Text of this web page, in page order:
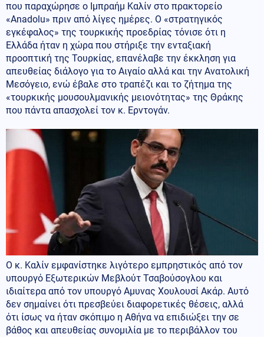
που παραχώρησε ο Ιμπραήμ Καλίν στο πρακτορείο
«Anadolu» πριν από λίγες ημέρες. Ο «στρατηγικός
εγκέφαλος» της τουρκικής προεδρίας τόνισε ότι η
Ελλάδα ήταν η χώρα που στήριξε την ενταξιακή
προοπτική της Τουρκίας, επανέλαβε την έκκληση για
απευθείας διάλογο για το Αιγαίο αλλά και την Ανατολική
Μεσόγειο, ενώ έβαλε στο τραπέζι και το ζήτημα της
«τουρκικής μουσουλμανικής μειονότητας» της Θράκης
που πάντα απασχολεί τον κ. Ερντογάν.
Ο κ. Καλίν εμφανίστηκε λιγότερο εμπρηστικός από τον
υπουργό Εξωτερικών Μεβλούτ Τσαβούσογλου και
ιδιαίτερα από τον υπουργό Αμυνας Χουλουσί Ακάρ. Αυτό
δεν σημαίνει ότι πρεσβεύει διαφορετικές θέσεις, αλλά
ότι ίσως να ήταν σκόπιμο η Αθήνα να επιδιώξει την σε
βάθος και απευθείας συνομιλία με το περιβάλλον του